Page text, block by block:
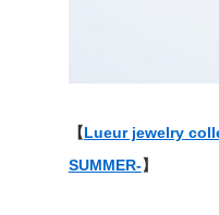
【Lueur jewelry
SUMMER-】